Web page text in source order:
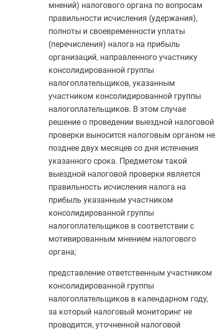
мнений) налогового органа по вопросам
правильности исчисления (удержания),
полноты и своевременности уплаты
(перечисления) налога на прибыль
организаций, направленного участнику
консолидированной группы
налогоплательщиков, указанным
участником консолидированной группы
налогоплательщиков. В этом случае
решение о проведении выездной налоговой
проверки выносится налоговым органом не
позднее двух месяцев со дня истечения
указанного срока. Предметом такой
выездной налоговой проверки является
правильность исчисления налога на
прибыль указанным участником
консолидированной группы
налогоплательщиков в соответствии с
мотивированным мнением налогового
органа;
представление ответственным участником
консолидированной группы
налогоплательщиков в календарном году,
за который налоговый мониторинг не
проводится, уточненной налоговой